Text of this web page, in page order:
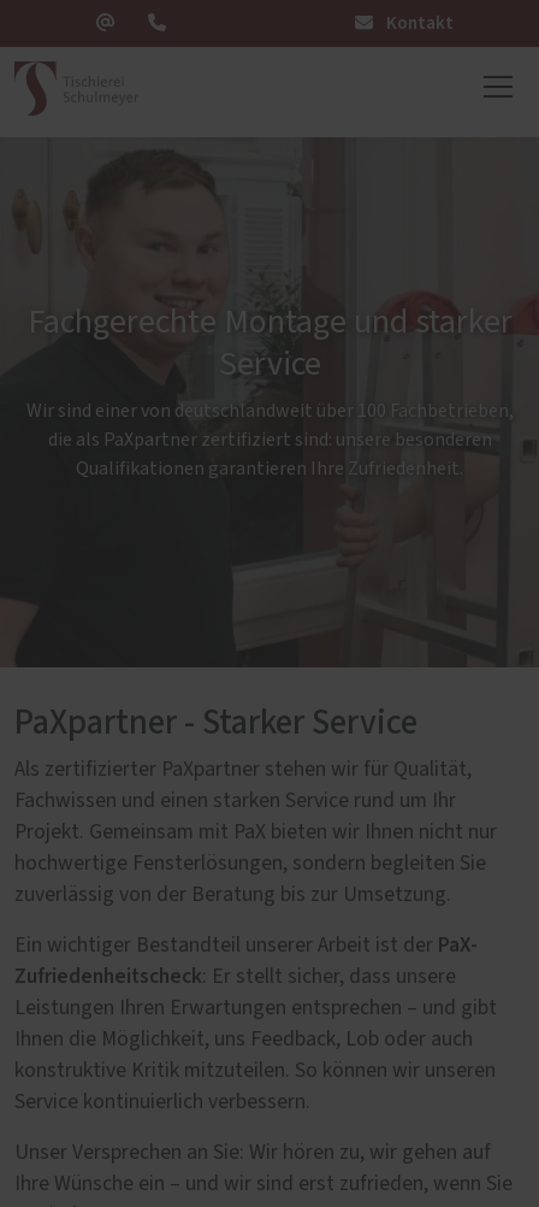
Kontakt
Fachgerechte Montage und starker
Service
Wir sind einer von deutschlandweit über 100 Fachbetrieben,
die als PaXpartner zertifiziert sind: unsere besonderen
Qualifikationen garantieren Ihre Zufriedenheit.
PaXpartner - Starker Service
Als zertifizierter PaXpartner stehen wir für Qualität,
Fachwissen und einen starken Service rund um Ihr
Projekt. Gemeinsam mit PaX bieten wir Ihnen nicht nur
hochwertige Fensterlösungen, sondern begleiten Sie
zuverlässig von der Beratung bis zur Umsetzung.
Ein wichtiger Bestandteil unserer Arbeit ist der PaX-
Zufriedenheitscheck: Er stellt sicher, dass unsere
Leistungen Ihren Erwartungen entsprechen – und gibt
Ihnen die Möglichkeit, uns Feedback, Lob oder auch
konstruktive Kritik mitzuteilen. So können wir unseren
Service kontinuierlich verbessern.
Unser Versprechen an Sie: Wir hören zu, wir gehen auf
Ihre Wünsche ein – und wir sind erst zufrieden, wenn Sie